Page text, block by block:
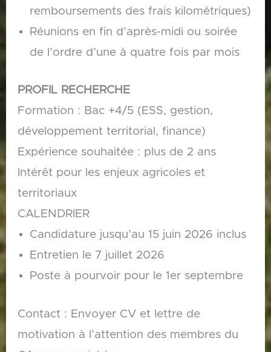
remboursements des frais kilométriques)
Réunions en fin d’après-midi ou soirée
de l’ordre d’une à quatre fois par mois
PROFIL RECHERCHE
Formation : Bac +4/5 (ESS, gestion,
développement territorial, finance)
Expérience souhaitée : plus de 2 ans
Intérêt pour les enjeux agricoles et
territoriaux
CALENDRIER
Candidature jusqu’au 15 juin 2026 inclus
Entretien le 7 juillet 2026
Poste à pourvoir pour le 1er septembre
Contact : Envoyer CV et lettre de
motivation à l’attention des membres du